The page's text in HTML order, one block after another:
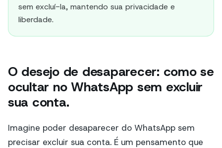
sem excluí-la, mantendo sua privacidade e
liberdade.
O desejo de desaparecer: como se
ocultar no WhatsApp sem excluir
sua conta.
Imagine poder desaparecer do WhatsApp sem
precisar excluir sua conta. É um pensamento que